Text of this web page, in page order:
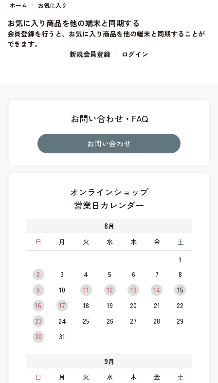
ホーム お気に入り
お気に入り商品を他の端末と同期する
会員登録を行うと、お気に入り商品を他の端末と同期することが
できます。
新規会員登録 ｜ ログイン
お問い合わせ・FAQ
お問い合わせ
オンラインショップ
営業日カレンダー
8月
日
月 火 水 木 金 土
1
2
3 4 5 6 7
8
9
10 11 12 13 14
15
16
17 18 19 20 21
22
23
24 25 26 27 28
29
30
31
9月
日
月 火 水 木 金 土